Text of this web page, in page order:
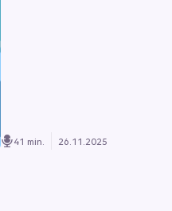
41 min. 26.11.2025